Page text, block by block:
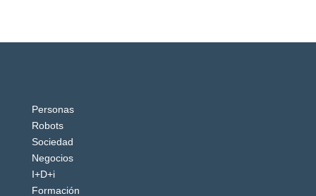
Personas
Robots
Sociedad
Negocios
I+D+i
Formación